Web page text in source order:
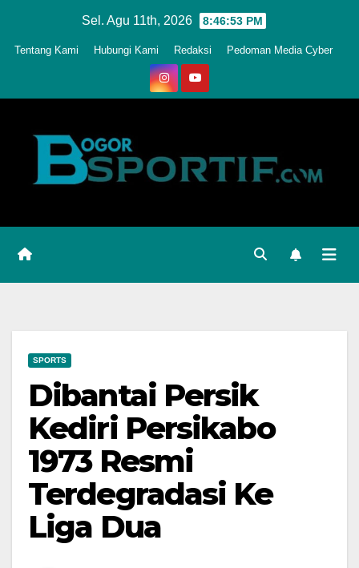
Sel. Agu 11th, 2026 8:46:56 PM
Tentang Kami Hubungi Kami Redaksi Pedoman Media Cyber
SPORTS
Dibantai Persik
Kediri Persikabo
1973 Resmi
Terdegradasi Ke
Liga Dua